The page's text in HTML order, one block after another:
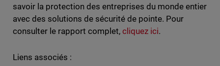
savoir la protection des entreprises du monde entier
avec des solutions de sécurité de pointe. Pour
consulter le rapport complet, cliquez ici.
Liens associés :